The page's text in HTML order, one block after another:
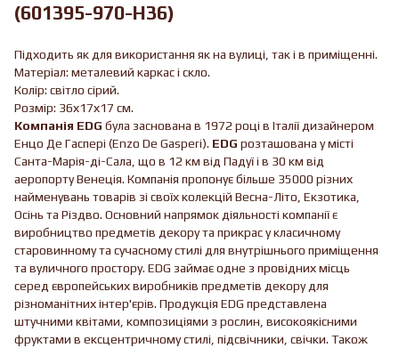
(601395-970-H36)
Підходить як для використання як на вулиці, так і в приміщенні.
Матеріал: металевий каркас і скло.
Колір: світло сірий.
Розмір: 36х17х17 см.
Компанія EDG була заснована в 1972 році в Італії дизайнером
Енцо Де Гаспері (Enzo De Gasperi). EDG розташована у місті
Санта-Марія-ді-Сала, що в 12 км від Падуї і в 30 км від
аеропорту Венеція. Компанія пропонує більше 35000 різних
найменувань товарів зі своїх колекцій Весна-Літо, Екзотика,
Осінь та Різдво. Основний напрямок діяльності компанії є
виробництво предметів декору та прикрас у класичному
старовинному та сучасному стилі для внутрішнього приміщення
та вуличного простору. EDG займає одне з провідних місць
серед європейських виробників предметів декору для
різноманітних інтер'єрів. Продукція EDG представлена ​​
штучними квітами, композиціями з рослин, високоякісними
фруктами в ексцентричному стилі, підсвічники, свічки. Також